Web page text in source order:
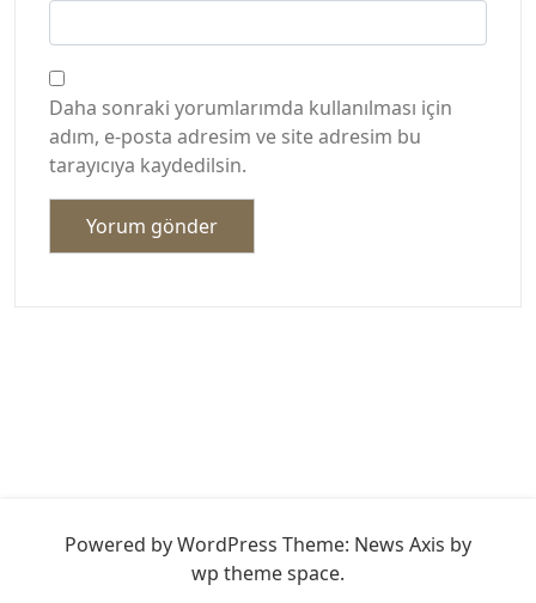
Daha sonraki yorumlarımda kullanılması için
adım, e-posta adresim ve site adresim bu
tarayıcıya kaydedilsin.
Powered by WordPress Theme: News Axis by
wp theme space.